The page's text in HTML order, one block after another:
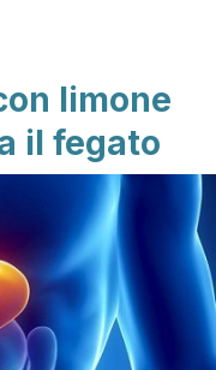
limone
il fegato